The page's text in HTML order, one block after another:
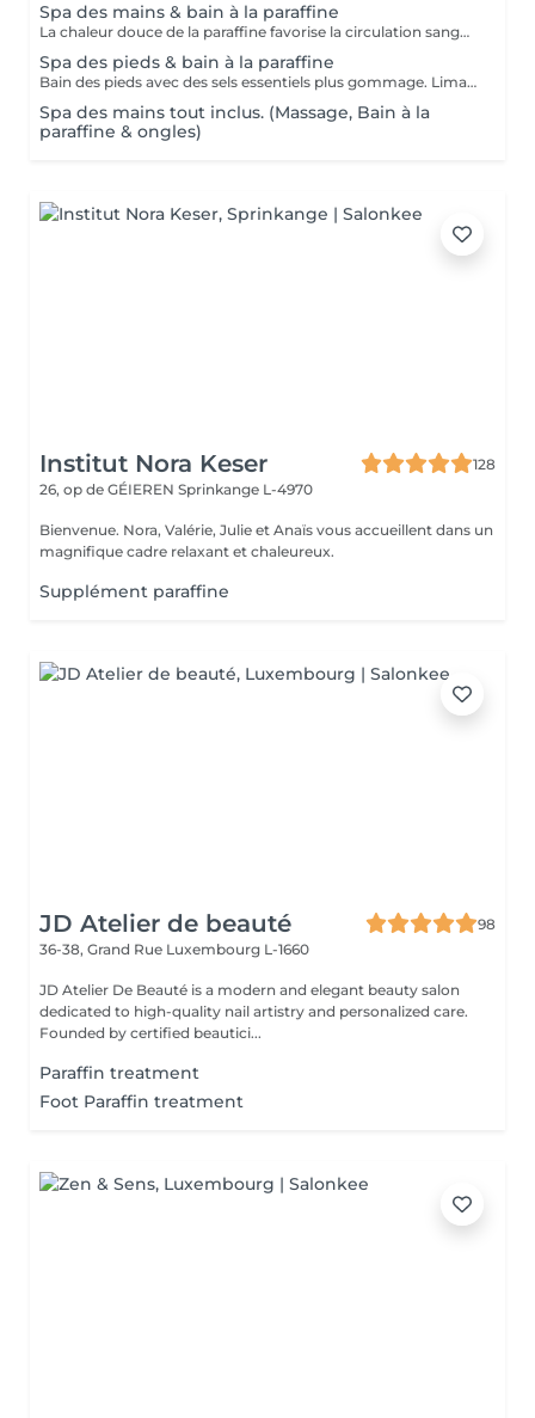
Spa des mains & bain à la paraffine
La chaleur douce de la paraffine favorise la circulation sanguine, détend les muscles et assouplit les articulations. Elle permet également une meilleure pénétration des soins hydratants, laissant la peau intensément nourrie et incroyablement douce. 💛 Les bienfaits du soin à la paraffine : 🤲 Pour les mains : • Hydrate en profondeur les peaux sèches et abîmées. • Répare les gerçures et les crevasses. • Soulage les sensations de raideur articulaire. • Apaise les douleurs liées à l'arthrose, aux rhumatismes ou aux efforts répétitifs. • Redonne douceur et souplesse à la peau. 🦶 Pour les pieds : • Nourrit les talons secs et fendillés. • Adoucit les callosités. • Apaise les pieds fatigués. • Améliore la souplesse de la peau. • Procure une agréable sensation de détente et de légèreté. ✨ Idéal pour les personnes souffrant de : ✔️ Arthrose. ✔️ Rhumatismes. ✔️ Douleurs articulaires. ✔️ Mains ou pieds secs et sensibles. ✔️ Mauvaise circulation ou sensation de froid aux extrémités. Le soin à la paraffine ne guérit pas les maladies articulaires, mais il contribue à soulager les douleurs, diminuer la raideur et améliorer le confort au quotidien.
Spa des pieds & bain à la paraffine
Bain des pieds avec des sels essentiels plus gommage. Limage. Cuticles. Massage des pieds. Bain à la paraffine.
Spa des mains tout inclus. (Massage, Bain à la
paraffine & ongles)
Institut Nora Keser
128
26, op de GÉIEREN Sprinkange L-4970
Bienvenue. Nora, Valérie, Julie et Anaïs vous accueillent dans un
magnifique cadre relaxant et chaleureux.
Supplément paraffine
JD Atelier de beauté
98
36-38, Grand Rue Luxembourg L-1660
JD Atelier De Beauté is a modern and elegant beauty salon
dedicated to high-quality nail artistry and personalized care.
Founded by certified beautici...
Paraffin treatment
Foot Paraffin treatment